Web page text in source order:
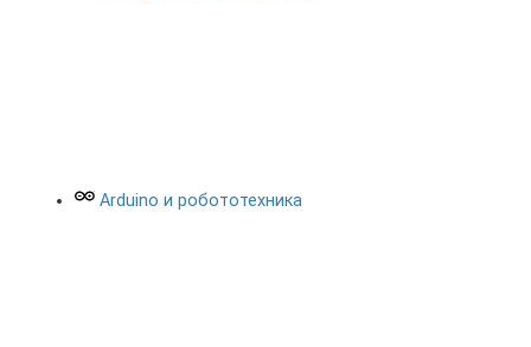
Arduino и робототехника